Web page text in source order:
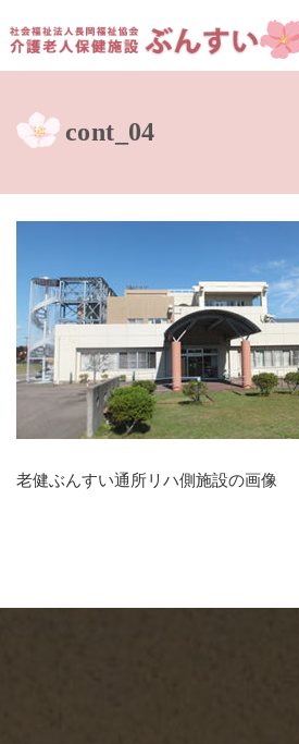
cont_04
老健ぶんすい通所リハ側施設の画像